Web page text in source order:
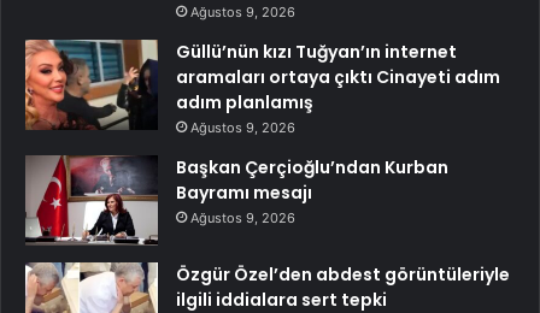
Ağustos 9, 2026
Güllü’nün kızı Tuğyan’ın internet
aramaları ortaya çıktı Cinayeti adım
adım planlamış
Ağustos 9, 2026
Başkan Çerçioğlu’ndan Kurban
Bayramı mesajı
Ağustos 9, 2026
Özgür Özel’den abdest görüntüleriyle
ilgili iddialara sert tepki